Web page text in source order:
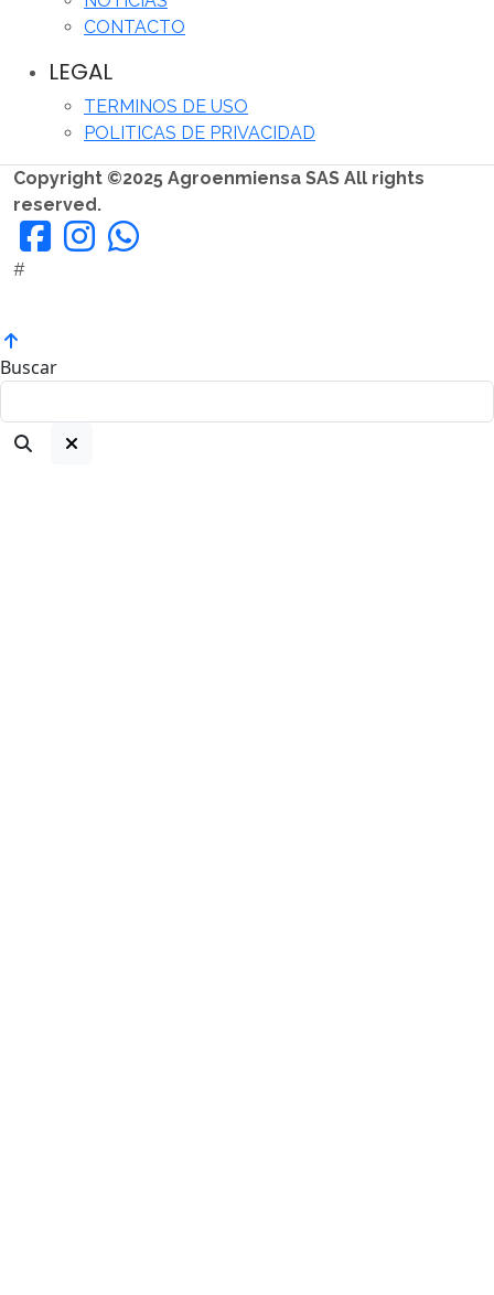
CONTACTO
LEGAL
TERMINOS DE USO
POLITICAS DE PRIVACIDAD
Copyright ©2025 Agroenmiensa SAS All rights
reserved.
#
Buscar